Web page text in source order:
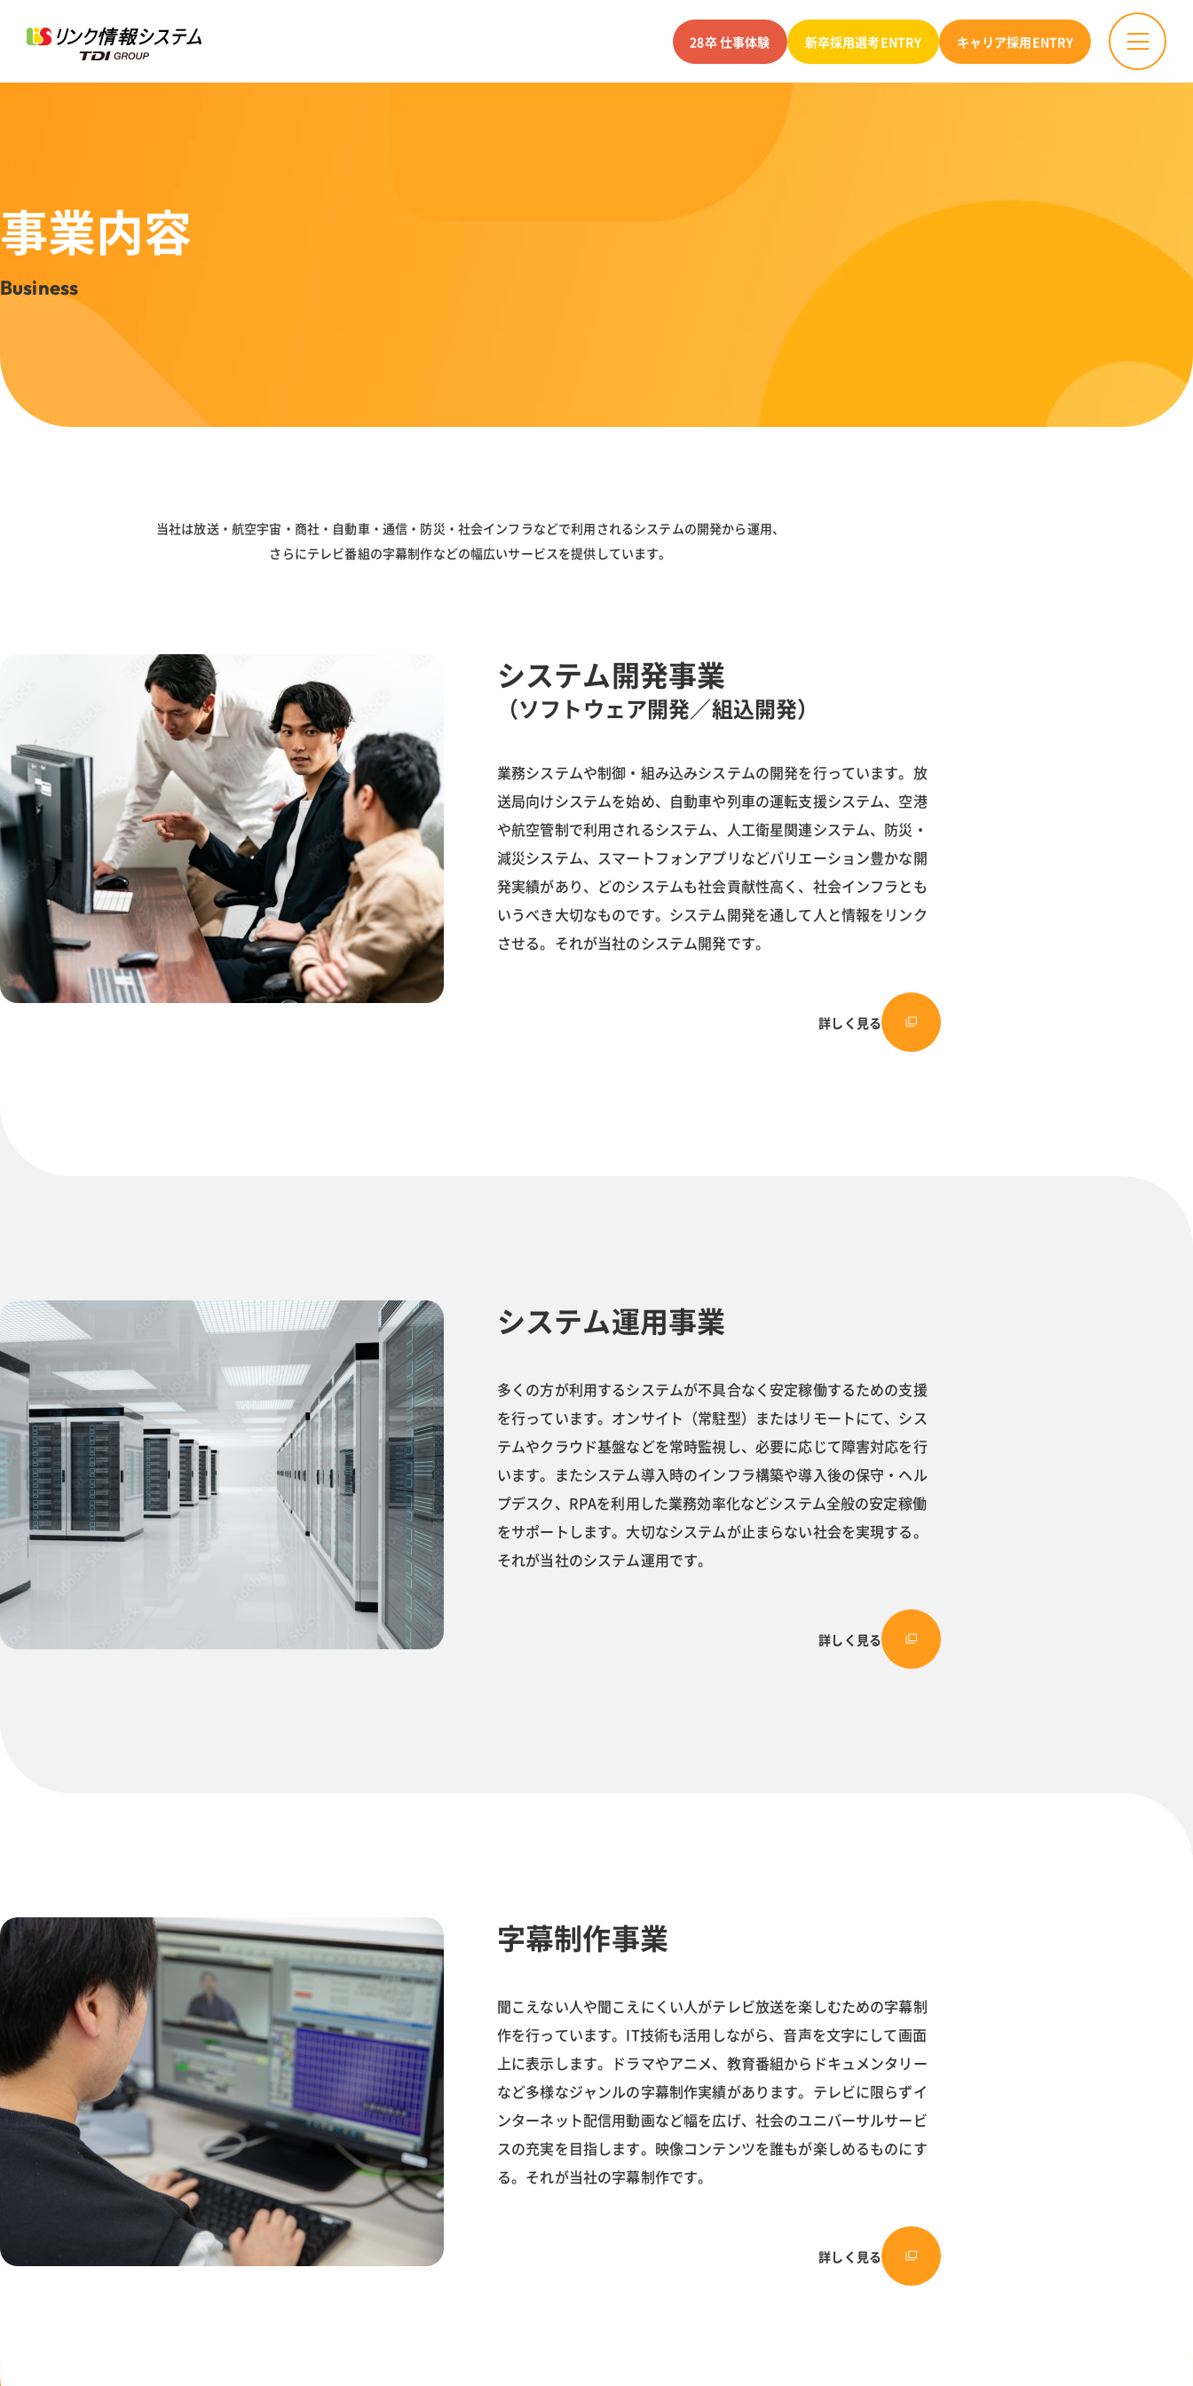
28卒 仕事体験 新卒採用選考ENTRY キャリア採用ENTRY
事業内容
Business
当社は放送・航空宇宙・商社・自動車・通信・防災・社会インフラなどで利用されるシステムの開発から運用、
さらにテレビ番組の字幕制作などの幅広いサービスを提供しています。
システム開発事業
（ソフトウェア開発／組込開発）
業務システムや制御・組み込みシステムの開発を行っています。放
送局向けシステムを始め、自動車や列車の運転支援システム、空港
や航空管制で利用されるシステム、人工衛星関連システム、防災・
減災システム、スマートフォンアプリなどバリエーション豊かな開
発実績があり、どのシステムも社会貢献性高く、社会インフラとも
いうべき大切なものです。システム開発を通して人と情報をリンク
させる。それが当社のシステム開発です。
詳しく見る
システム運用事業
多くの方が利用するシステムが不具合なく安定稼働するための支援
を行っています。オンサイト（常駐型）またはリモートにて、シス
テムやクラウド基盤などを常時監視し、必要に応じて障害対応を行
います。またシステム導入時のインフラ構築や導入後の保守・ヘル
プデスク、RPAを利用した業務効率化などシステム全般の安定稼働
をサポートします。大切なシステムが止まらない社会を実現する。
それが当社のシステム運用です。
詳しく見る
字幕制作事業
聞こえない人や聞こえにくい人がテレビ放送を楽しむための字幕制
作を行っています。IT技術も活用しながら、音声を文字にして画面
上に表示します。ドラマやアニメ、教育番組からドキュメンタリー
など多様なジャンルの字幕制作実績があります。テレビに限らずイ
ンターネット配信用動画など幅を広げ、社会のユニバーサルサービ
スの充実を目指します。映像コンテンツを誰もが楽しめるものにす
る。それが当社の字幕制作です。
詳しく見る